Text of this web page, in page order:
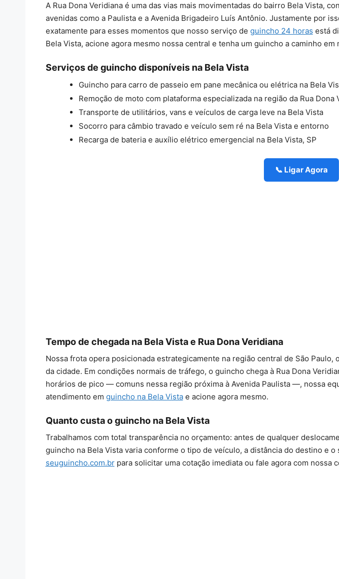
A Rua Dona Veridiana é uma das vias mais movimentadas do bairro Bela Vista,
avenidas como a Paulista e a Avenida Brigadeiro Luís Antônio. Justamente por
exatamente para esses momentos que nosso serviço de guincho 24 horas está
Bela Vista, acione agora mesmo nossa central e tenha um guincho a caminho em
Serviços de guincho disponíveis na Bela Vista
Guincho para carro de passeio em pane mecânica ou elétrica na Bela
Remoção de moto com plataforma especializada na região da Rua Dona
Transporte de utilitários, vans e veículos de carga leve na Bela Vista
Socorro para câmbio travado e veículo sem ré na Bela Vista e entorno
Recarga de bateria e auxílio elétrico emergencial na Bela Vista, SP
📞 Ligar Agora
Tempo de chegada na Bela Vista e Rua Dona Veridiana
Nossa frota opera posicionada estrategicamente na região central de São
da cidade. Em condições normais de tráfego, o guincho chega à Rua Dona
horários de pico — comuns nessa região próxima à Avenida Paulista —, nossa
atendimento em guincho na Bela Vistae acione agora mesmo.
Quanto custa o guincho na Bela Vista
Trabalhamos com total transparência no orçamento: antes de qualquer
guincho na Bela Vista varia conforme o tipo de veículo, a distância do destino
seuguincho.com.brpara solicitar uma cotação imediata ou fale agora com nossa